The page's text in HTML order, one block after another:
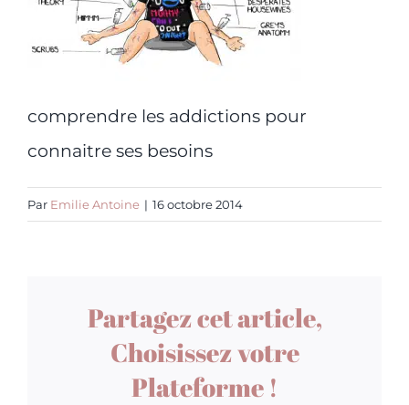
comprendre les addictions pour
connaitre ses besoins
Par Emilie Antoine | 16 octobre 2014
Partagez cet article,
Choisissez votre
Plateforme !